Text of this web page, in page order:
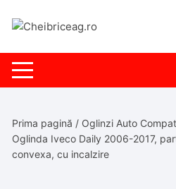
Prima pagină / Oglinzi Auto
Oglinda Iveco Daily 2006-2017,
convexa, cu incalzire